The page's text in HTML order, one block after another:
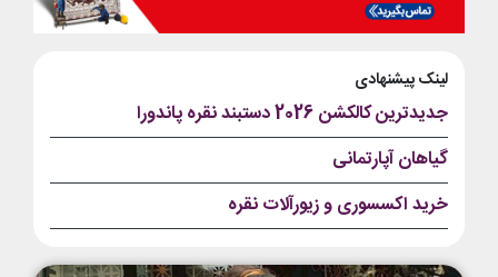
لینک پیشنهادی
جدیدترین کالکشن 2026 دستبند نقره پاندورا
گیاهان آپارتمانی
خرید اکسسوری و زیورآلات نقره